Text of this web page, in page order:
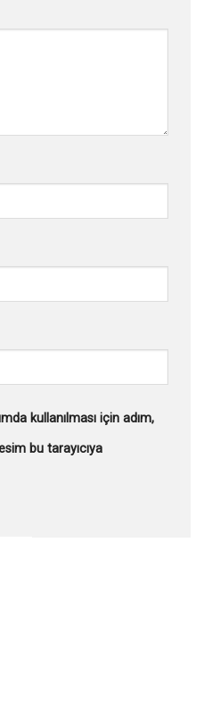
kullanılması için adım,
bu tarayıcıya